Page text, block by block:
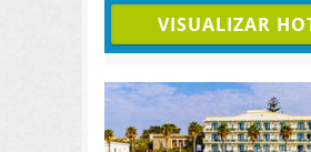
VISUALIZAR